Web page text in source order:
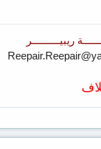
ريبيــــــــــر